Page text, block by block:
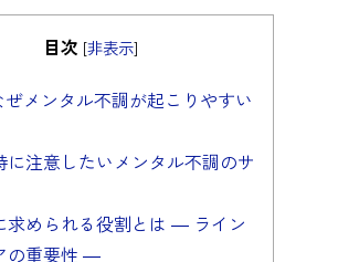
目次 [非表示]
メンタル不調が起こりやすい
に注意したいメンタル不調のサ
求められる役割とは ― ライン
の重要性 ―